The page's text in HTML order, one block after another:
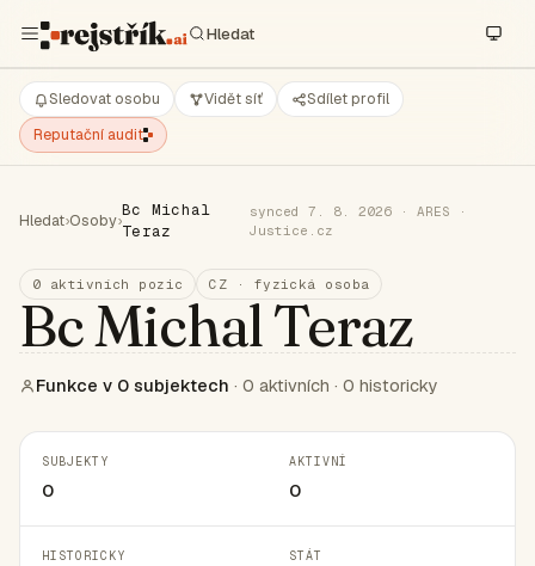
Sledovat osobu Vidět síť
Sdílet profil
Reputační audit
Hledat›Osoby›
Bc Michal
Teraz
synced 7. 8. 2026 · ARES ·
Justice.cz
0 aktivních pozic CZ · fyzická osoba
Bc Michal Teraz
Funkce v 0 subjektech · 0 aktivních · 0 historicky
SUBJEKTY
0
AKTIVNÍ
0
HISTORICKY STÁT